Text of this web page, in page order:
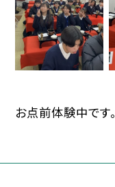
お点前体験中です。